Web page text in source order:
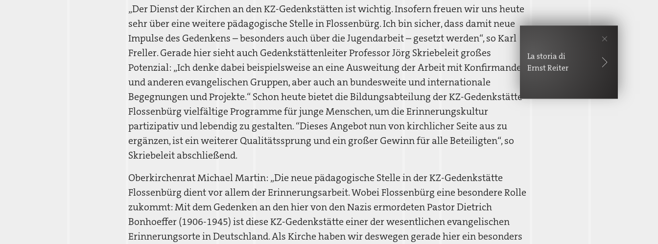
„Der Dienst der Kirchen an den KZ-Gedenkstätten ist wichtig. Insofern freuen wir uns heute
sehr über eine weitere pädagogische Stelle in Flossenbürg. Ich bin sicher, dass damit neue
Impulse des Gedenkens – besonders auch über die Jugendarbeit – gesetzt werden“, so Karl
Freller. Gerade hier sieht auch Gedenkstättenleiter Professor Jörg Skriebeleit großes
Potenzial: „Ich denke dabei beispielsweise an eine Ausweitung der Arbeit mit Konfirmanden
und anderen evangelischen Gruppen, aber auch an bundesweite und internationale
Begegnungen und Projekte.“ Schon heute bietet die Bildungsabteilung der KZ-Gedenkstätte
Flossenbürg vielfältige Programme für junge Menschen, um die Erinnerungskultur
partizipativ und lebendig zu gestalten. “Dieses Angebot nun von kirchlicher Seite aus zu
ergänzen, ist ein weiterer Qualitätssprung und ein großer Gewinn für alle Beteiligten“, so
Skriebeleit abschließend.
Oberkirchenrat Michael Martin: „Die neue pädagogische Stelle in der KZ-Gedenkstätte
Flossenbürg dient vor allem der Erinnerungsarbeit. Wobei Flossenbürg eine besondere Rolle
zukommt: Mit dem Gedenken an den hier von den Nazis ermordeten Pastor Dietrich
Bonhoeffer (1906-1945) ist diese KZ-Gedenkstätte einer der wesentlichen evangelischen
Erinnerungsorte in Deutschland. Als Kirche haben wir deswegen gerade hier ein besonders
La storia di
Ernst Reiter